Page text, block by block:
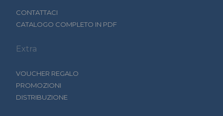
CONTATTACI
CATALOGO COMPLETO IN PDF
Extra
VOUCHER REGALO
PROMOZIONI
DISTRIBUZIONE